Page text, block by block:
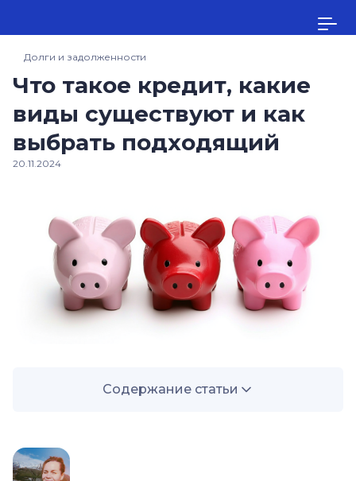
Долги и задолженности
Что такое кредит, какие
виды существуют и как
выбрать подходящий
20.11.2024
Содержание статьи
—Формы кредита